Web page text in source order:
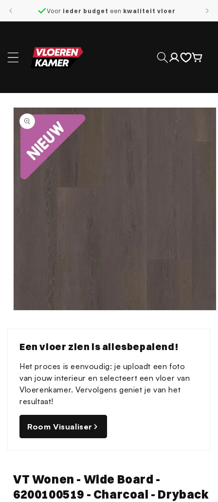
naar de
Voor ieder budget een kwaliteit vloer
Inloggen
direct naar
modaal
Een vloer zien is allesbepalend!
Het proces is eenvoudig: je uploadt een foto
van jouw interieur en selecteert een vloer van
Vloerenkamer. Vervolgens geniet je van het
resultaat!
Room Visualiser
VT Wonen - Wide Board -
6200100519 - Charcoal - Dryback